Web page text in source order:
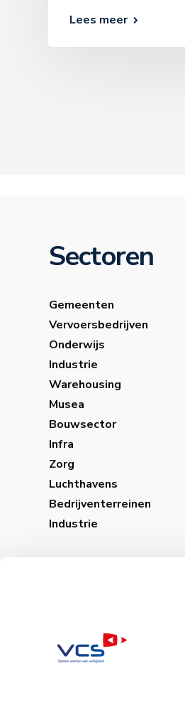
Lees meer
Sectoren
Gemeenten
Vervoersbedrijven
Onderwijs
Industrie
Warehousing
Musea
Bouwsector
Infra
Zorg
Luchthavens
Bedrijventerreinen
Industrie